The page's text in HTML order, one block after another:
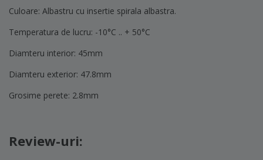
Culoare: Albastru cu insertie spirala albastra.
Temperatura de lucru: -10°C .. + 50°C
Diamteru interior: 45mm
Diamteru exterior: 47.8mm
Grosime perete: 2.8mm
Review-uri: